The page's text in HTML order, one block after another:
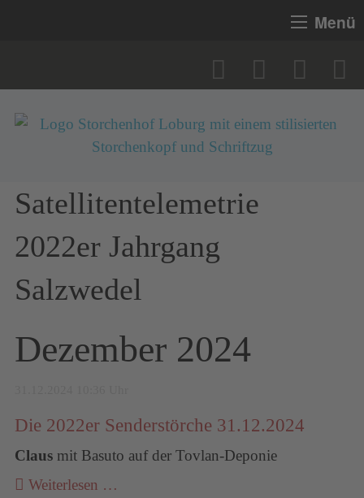
Menü
Satellitentelemetrie
2022er Jahrgang
Salzwedel
Dezember 2024
Die 2022er Senderstörche 31.12.2024
Claus mit Basuto auf der Tovlan-Deponie
Weiterlesen …